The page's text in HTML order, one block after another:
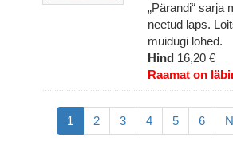
„Pärandi“ sarja
neetud laps.
muidugi lohed.
Hind 16,20 €
Raamat on
Pagination
Eesolev
leht
1 Lehekülg
2 Lehekülg
3 Lehekülg
4 Lehekülg
5 6